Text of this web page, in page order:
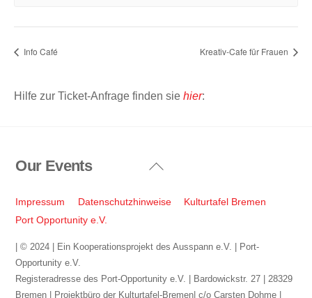
Info Café Kreativ-Cafe für Frauen
Hilfe zur Ticket-Anfrage finden sie hier:
Back
Top
Our Events
Impressum Datenschutzhinweise
Kulturtafel Bremen
Port Opportunity e.V.
| © 2024 | Ein Kooperationsprojekt des Ausspann e.V. | Port-
Opportunity e.V.
Registeradresse des Port-Opportunity e.V. | Bardowickstr. 27 | 28329
Bremen | Projektbüro der Kulturtafel-Bremen| c/o Carsten Dohme |